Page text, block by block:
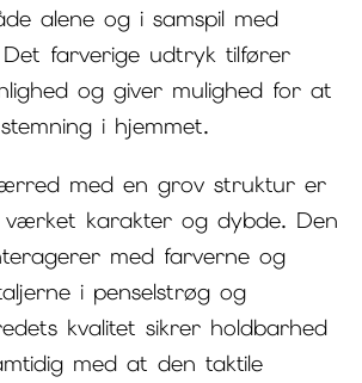
alene og i samspil med
farverige udtryk tilfører
og giver mulighed for at
i hjemmet.
med en grov struktur er
karakter og dybde. Den
med farverne og
i penselstrøg og
kvalitet sikrer holdbarhed
med at den taktile